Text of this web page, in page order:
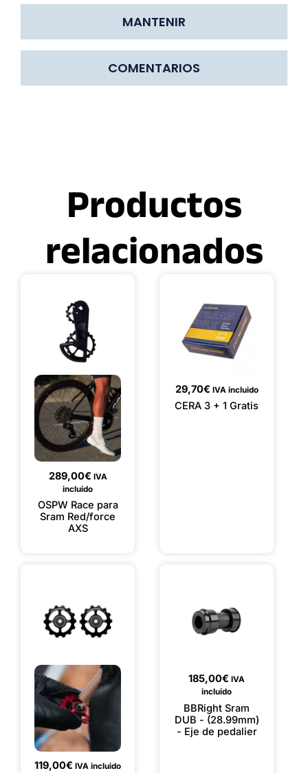
MANTENIR
COMENTARIOS
Productos
relacionados
289,00€ IVA
incluido
OSPW Race para
Sram Red/force
AXS
29,70€ IVA incluido
CERA 3 + 1 Gratis
119,00€ IVA incluido
185,00€ IVA
incluido
BBRight Sram
DUB - (28.99mm)
- Eje de pedalier